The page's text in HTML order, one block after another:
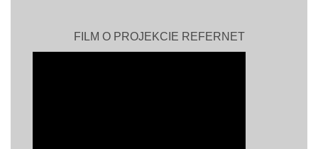
FILM O PROJEKCIE REFERNET